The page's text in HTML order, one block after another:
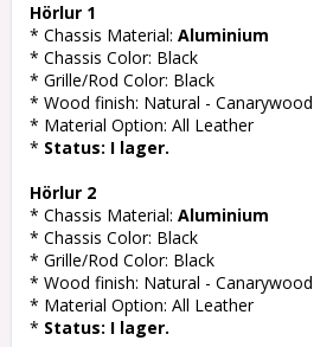
Hörlur 1
* Chassis Material: Aluminium
* Chassis Color: Black
* Grille/Rod Color: Black
* Wood finish: Natural - Canarywood
* Material Option: All Leather
* Status: I lager.
Hörlur 2
* Chassis Material: Aluminium
* Chassis Color: Black
* Grille/Rod Color: Black
* Wood finish: Natural - Canarywood
* Material Option: All Leather
* Status: I lager.